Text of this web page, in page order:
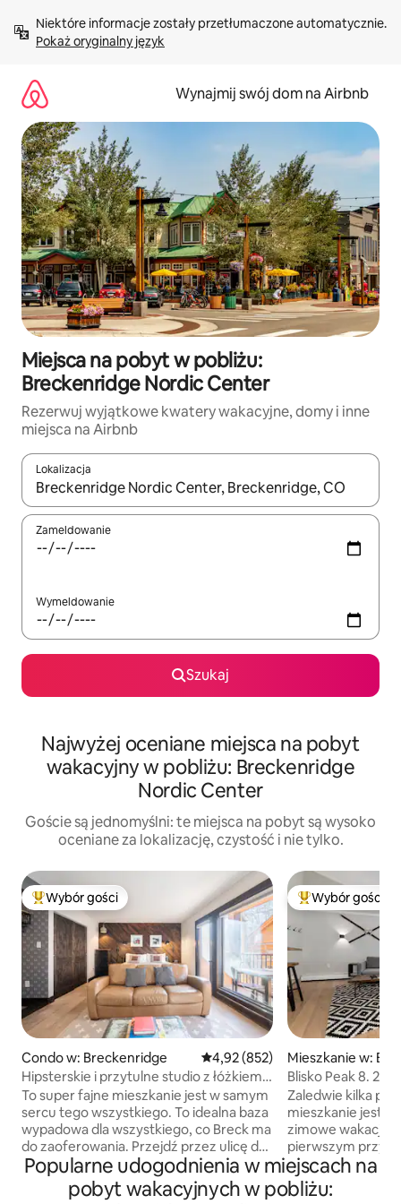
treści Pokaż oryginalny język
Wynajmij swój dom na Airbnb
Miejsca na pobyt w pobliżu:
Breckenridge Nordic Center
Rezerwuj wyjątkowe kwatery wakacyjne, domy i inne
miejsca na Airbnb
Lokalizacja
Gdy wyniki będą dostępne, możesz poruszać się po nich za
Zameldowanie
Wymeldowanie
Szukaj
Najwyżej oceniane miejsca na pobyt
wakacyjny w pobliżu: Breckenridge
Nordic Center
Goście są jednomyślni: te miejsca na pobyt są wysoko
oceniane za lokalizację, czystość i nie tylko.
Najpopularniejsze z kategorii Wybór gości
Wybór gości
Condo w: Breckenridge Średnia ocena: 4,92 na 5, liczba
4,92 (852)
Hipsterskie i przytulne studio z łóżkiem
typu King. W mieście. Naprzeciwko
wind.
To super fajne mieszkanie jest w samym
sercu tego wszystkiego. To idealna baza
wypadowa dla wszystkiego, co Breck ma
do zaoferowania. Przejdź przez ulicę do
windy, a potem: przytul się przy
kominku, wskocz do jacuzzi (teraz
otwarte!) lub wypij margaritę w
Wybór gości
Mieszkanie w:
e
Blisko Peak 8.
Bus Rte.
Zaledwie kilka
mieszkanie jest
zimowe wakacje!
pierwszym
trasie
pierwszym
skończysz
Popularne udogodnienia w miejscach na
pobyt wakacyjnych w pobliżu: